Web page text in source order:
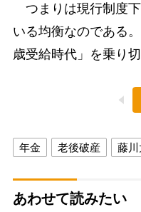
つまりは現行制度
いる均衡なのである
歳受給時代」を乗り
年金 老後破産 藤川
あわせて読みたい